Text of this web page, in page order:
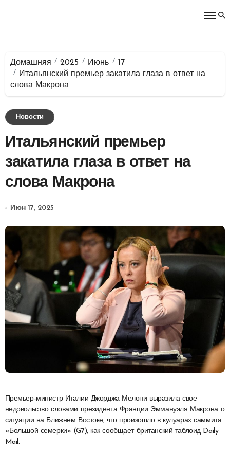
Домашняя 2025 Июнь
17
Итальянский премьер закатила глаза в ответ на
слова Макрона
Новости
Итальянский премьер
закатила глаза в ответ на
слова Макрона
Июн 17, 2025
недовольство словами президента Франции Эммануэля Макрона о
ситуации на Ближнем Востоке, что произошло в кулуарах саммита
«Большой семерки» (G7), как сообщает британский таблоид Daily
Mail.